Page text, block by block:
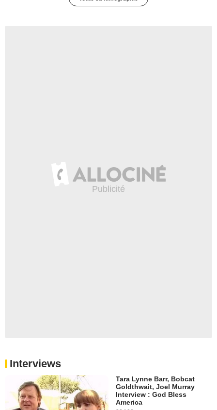
Interviews
Tara Lynne Barr, Bobcat
Goldthwait, Joel Murray
Interview : God Bless
America